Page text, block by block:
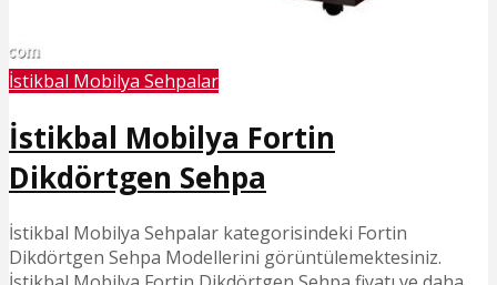
İstikbal Mobilya Sehpalar
İstikbal Mobilya Fortin
Dikdörtgen Sehpa
İstikbal Mobilya Sehpalar kategorisindeki Fortin
Dikdörtgen Sehpa Modellerini görüntülemektesiniz.